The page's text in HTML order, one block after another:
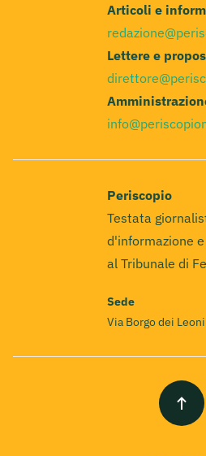
Articoli e
Lettere e
Periscopio
Testata
d'informazione
al Tribunale di
Sede
Via Borgo dei